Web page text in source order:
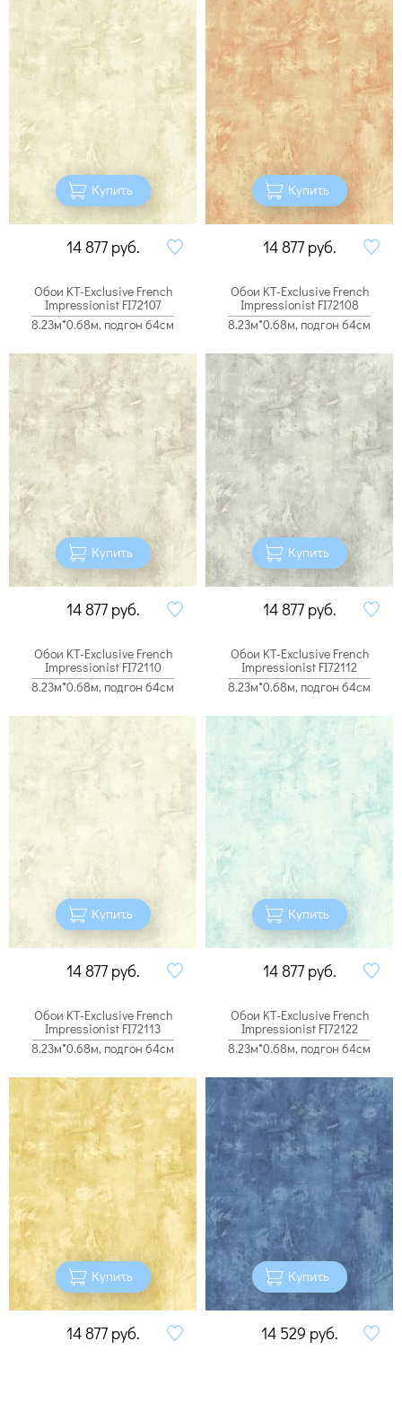
Купить
14 877 руб.
Купить
14 877 руб.
Обои KT-Exclusive French
Impressionist FI72107
8.23м*0.68м, подгон 64см
Купить
14 877 руб.
Обои KT-Exclusive French
Impressionist FI72108
8.23м*0.68м, подгон 64см
Купить
14 877 руб.
Обои KT-Exclusive French
Impressionist FI72110
8.23м*0.68м, подгон 64см
Купить
14 877 руб.
Обои KT-Exclusive French
Impressionist FI72112
8.23м*0.68м, подгон 64см
Купить
14 877 руб.
Обои KT-Exclusive French
Impressionist FI72113
8.23м*0.68м, подгон 64см
Купить
14 877 руб.
Обои KT-Exclusive French
Impressionist FI72122
8.23м*0.68м, подгон 64см
Купить
14 529 руб.